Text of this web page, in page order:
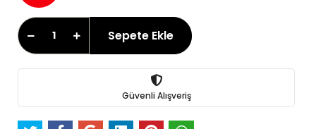
Sepete Ekle
Güvenli Alışveriş